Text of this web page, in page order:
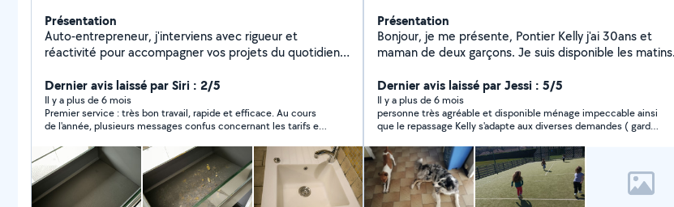
Présentation
Auto-entrepreneur, j'interviens avec rigueur et
réactivité pour accompagner vos projets du quotidien.
détour, afin que chaque demande trouve une solution
rapide et efficace. J'apporte une expertise
opérationnelle, un sens strict de la qualité et une
approche orientée résultats. Que ce soit pour des
besoins ponctuels ou des missions régulières, j'assure
un suivi professionnel et transparent. Efficacité, sérieux
et flexibilité : vous bénéficiez d'un interlocuteur unique,
engagé et disponible.
Dernier avis laissé par Siri : 2/5
Il y a plus de 6 mois
Premier service : très bon travail, rapide et efficace. Au cours
de l'année, plusieurs messages confus concernant les tarifs et
deuxième service convenu pour l'année n'a pas pu être fourni,
ce qui est très ennuyeux compte tenu de la notification
tardive.
Présentation
Bonjour, je me présente, Pontier Kelly j'ai 30ans et
maman de deux garçons. Je suis disponible les matins
aider dans votre ménage, votre repassage, aller faire
vos courses, promener ou garder vos animaux (chiens,
chats, rongeurs ect) ou vous aider à accrocher des
choses au murs, ou vous emmener d'un point À à un
point B, ou garder vos enfants le temps d'une soirée ou
quelques heures ou journée je suis une ancienne
Assmat. Je reste disponible pour en discuter
ensemble. Merci beaucoup Cordialement Pontier Kelly
Dernier avis laissé par Jessi : 5/5
Il y a plus de 6 mois
personne très agréable et disponible ménage impeccable ainsi
que le repassage Kelly s'adapte aux diverses demandes ( garde
nombreuses prestations de qualités !